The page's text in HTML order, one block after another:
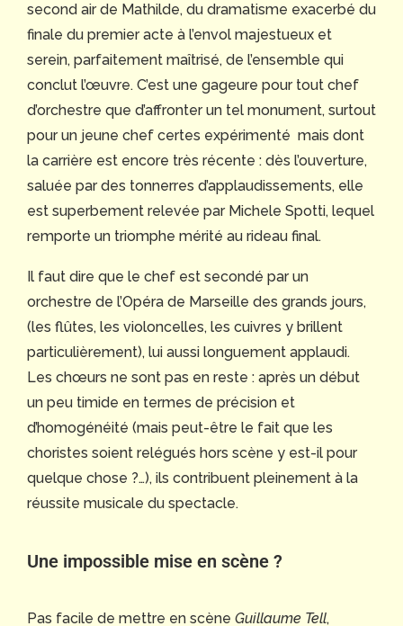
second air de Mathilde, du dramatisme exacerbé du
finale du premier acte à l’envol majestueux et
serein, parfaitement maîtrisé, de l’ensemble qui
conclut l’œuvre. C’est une gageure pour tout chef
d’orchestre que d’affronter un tel monument, surtout
pour un jeune chef certes expérimenté mais dont
la carrière est encore très récente : dès l’ouverture,
saluée par des tonnerres d’applaudissements, elle
est superbement relevée par Michele Spotti, lequel
remporte un triomphe mérité au rideau final.
Il faut dire que le chef est secondé par un
orchestre de l’Opéra de Marseille des grands jours,
(les flûtes, les violoncelles, les cuivres y brillent
particulièrement), lui aussi longuement applaudi.
Les chœurs ne sont pas en reste : après un début
un peu timide en termes de précision et
d’homogénéité (mais peut-être le fait que les
choristes soient relégués hors scène y est-il pour
quelque chose ?…), ils contribuent pleinement à la
réussite musicale du spectacle.
Une impossible mise en scène ?
Pas facile de mettre en scène Guillaume Tell,